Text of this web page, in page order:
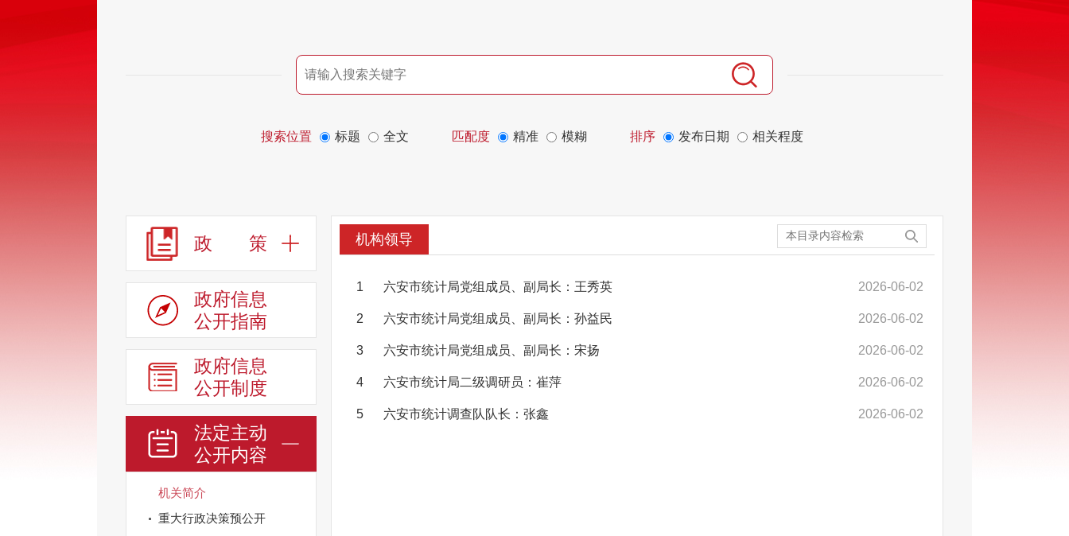
搜索位置 标题 全文 匹配度 精准 模糊 排序 发布日期 相关程度
政 策
政府信息
公开指南
政府信息
公开制度
法定主动
公开内容
机关简介
重大行政决策预公开
机构领导
1 六安市统计局党组成员、副局长：王秀英 2026-06-02
2 六安市统计局党组成员、副局长：孙益民 2026-06-02
3 六安市统计局党组成员、副局长：宋扬 2026-06-02
4 六安市统计局二级调研员：崔萍 2026-06-02
5 六安市统计调查队队长：张鑫 2026-06-02